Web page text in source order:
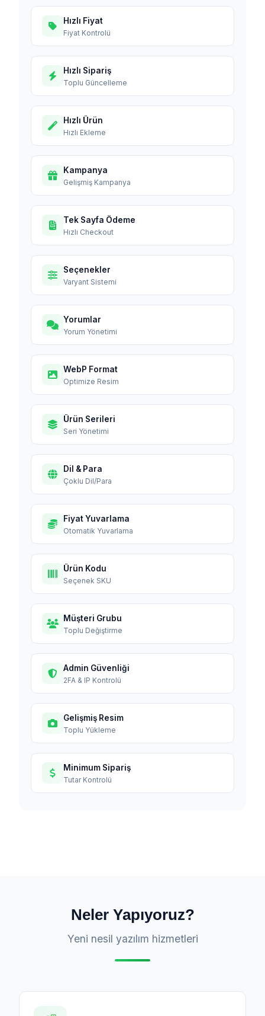
Hızlı Fiyat
Fiyat Kontrolü
Hızlı Sipariş
Toplu Güncelleme
Hızlı Ürün
Hızlı Ekleme
Kampanya
Gelişmiş Kampanya
Tek Sayfa Ödeme
Hızlı Checkout
Seçenekler
Varyant Sistemi
Yorumlar
Yorum Yönetimi
WebP Format
Optimize Resim
Ürün Serileri
Seri Yönetimi
Dil & Para
Çoklu Dil/Para
Fiyat Yuvarlama
Otomatik Yuvarlama
Ürün Kodu
Seçenek SKU
Müşteri Grubu
Toplu Değiştirme
Admin Güvenliği
2FA & IP Kontrolü
Gelişmiş Resim
Toplu Yükleme
Minimum Sipariş
Tutar Kontrolü
Neler Yapıyoruz?
Yeni nesil yazılım hizmetleri